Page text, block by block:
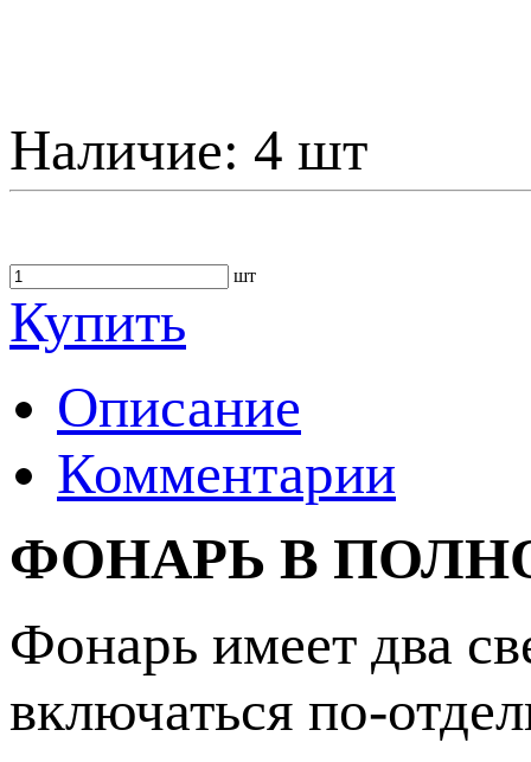
Наличие: 4 шт
шт
Купить
Описание
Комментарии
ФОНАРЬ В
Фонарь имеет два
включаться по-